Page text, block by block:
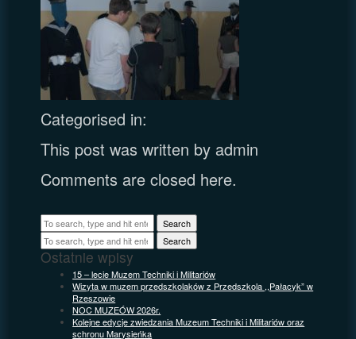
Categorised in:
This post was written by admin
Comments are closed here.
Search
Search
Ostatnie wpisy
15 – lecie Muzem Techniki i Militariów
Wizyta w muzem przedszkolaków z Przedszkola ,,Pałacyk” w
Rzeszowie
NOC MUZEÓW 2026r.
Kolejne edycje zwiedzania Muzeum Techniki i Militariów oraz
schronu Marysieńka